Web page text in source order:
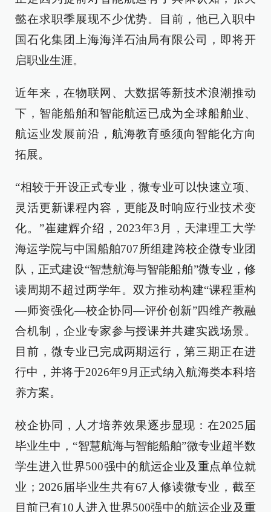
懿在求职季展现不少优势。目前，他已入职中
国石化集团上海海洋石油局有限公司，即将开
启职业生涯。
近年来，在物联网、大数据等新技术浪潮推动
下，智能船舶和智能航运已成为全球船舶业、
航运业发展前沿，航海教育亟须向智能化方向
拓展。
“相较于开设正式专业，微专业可以快速立项、
灵活更新课程内容，更能及时响应行业技术变
化。”崔建辉介绍，2023年3月，天津理工大学
海运学院与中国船舶707所组建跨校企微专业团
队，正式建设“智慧航海与智能船舶”微专业，修
读周期不超过两学年。双方推动构建“课程重构
—师资强化—校企协同—评价创新”四维产教融
合机制，企业专家参与授课并共建实践场景。
目前，微专业已完成两期运行，第三期正在进
行中，并将于2026年9月正式纳入航海类本科培
养方案。
校企协同，人才培养效果逐步显现：在2025届
毕业生中，“智慧航海与智能船舶”微专业超半数
学生进入世界500强中的航运企业及重点单位就
业；2026届毕业生共有67人修读微专业，截至
目前已有10人进入世界500强中的航运企业及重